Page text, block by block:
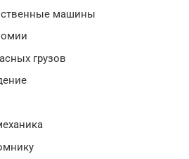
машины
грузов